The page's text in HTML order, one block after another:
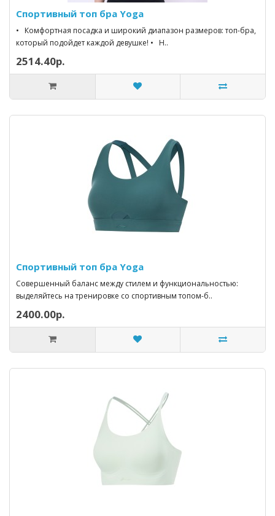
Спортивный топ бра Yoga
• Комфортная посадка и широкий диапазон размеров: топ-бра,
который подойдет каждой девушке! • Н..
2514.40р.
Спортивный топ бра Yoga
Совершенный баланс между стилем и функциональностью:
выделяйтесь на тренировке со спортивным топом-б..
2400.00р.